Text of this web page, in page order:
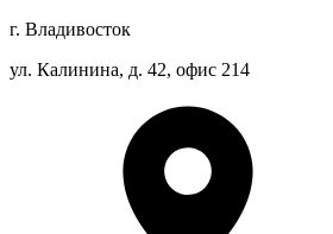
г. Владивосток
ул. Калинина, д. 42, офис 214